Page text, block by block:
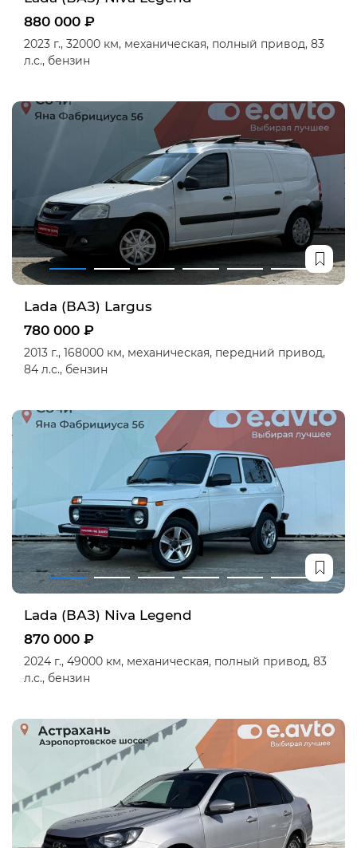
880 000 ₽
2023 г., 32000 км, механическая, полный привод, 83
л.с., бензин
Lada (ВАЗ) Largus
780 000 ₽
2013 г., 168000 км, механическая, передний привод,
84 л.с., бензин
Lada (ВАЗ) Niva Legend
870 000 ₽
2024 г., 49000 км, механическая, полный привод, 83
л.с., бензин